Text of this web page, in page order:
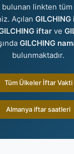
bulunan linkten
Açılan
iftar ve
GILCHING
bulunmaktadır.
Tüm Ülkeler İftar Vakti
Almanya iftar saatleri